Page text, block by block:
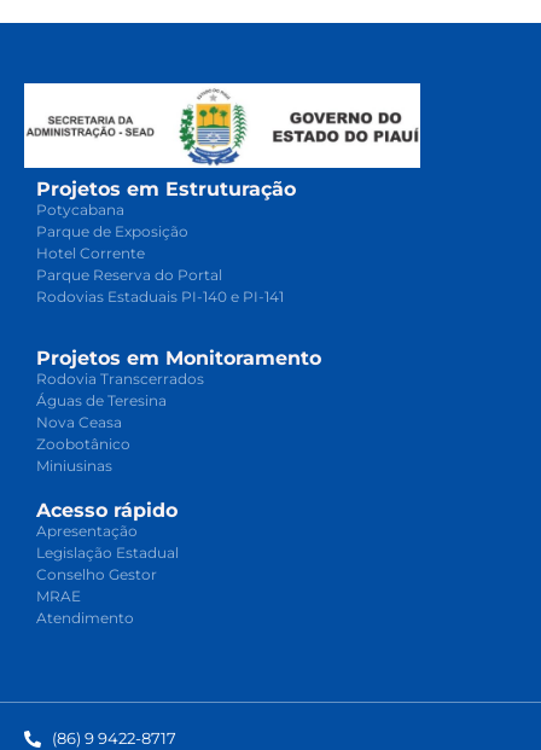
Projetos em Estruturação
Potycabana
Parque de Exposição
Hotel Corrente
Parque Reserva do Portal
Rodovias Estaduais PI-140 e PI-141
Projetos em Monitoramento
Rodovia Transcerrados
Águas de Teresina
Nova Ceasa
Zoobotânico
Miniusinas
Acesso rápido
Apresentação
Legislação Estadual
Conselho Gestor
MRAE
Atendimento
(86) 9 9422-8717